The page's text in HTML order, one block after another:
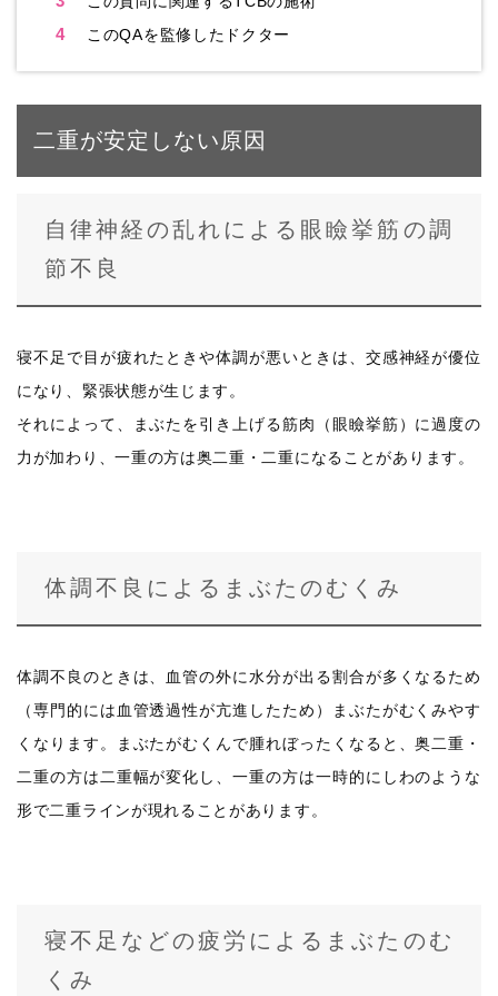
4 このQAを監修したドクター
二重が安定しない原因
自律神経の乱れによる眼瞼挙筋の調
節不良
寝不足で目が疲れたときや体調が悪いときは、交感神経が優位
になり、緊張状態が生じます。
それによって、まぶたを引き上げる筋肉（眼瞼挙筋）に過度の
力が加わり、一重の方は奥二重・二重になることがあります。
体調不良によるまぶたのむくみ
体調不良のときは、血管の外に水分が出る割合が多くなるため
（専門的には血管透過性が亢進したため）まぶたがむくみやす
くなります。まぶたがむくんで腫れぼったくなると、奥二重・
二重の方は二重幅が変化し、一重の方は一時的にしわのような
形で二重ラインが現れることがあります。
寝不足などの疲労によるまぶたのむ
くみ